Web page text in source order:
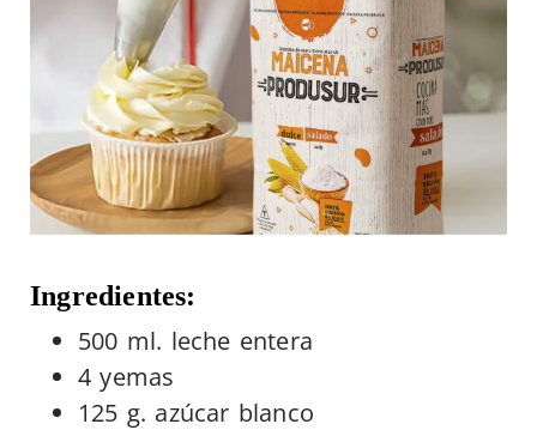
Ingredientes:
500 ml. leche entera
4 yemas
125 g. azúcar blanco